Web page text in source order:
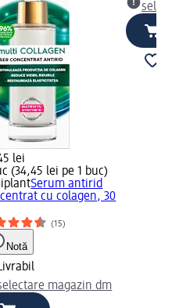
lei
(34,45 lei pe 1 buc)
Serum antirid
cu colagen, 30
(15)
Notă
magazin dm